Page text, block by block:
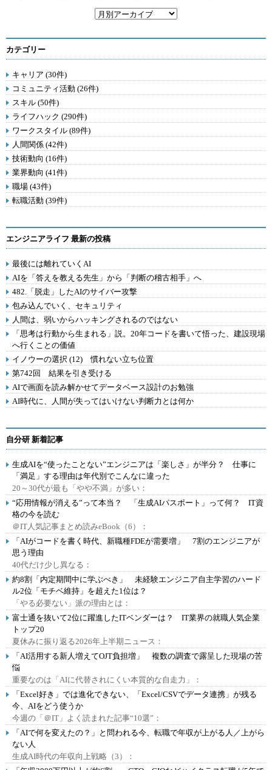
カテゴリー
キャリア (30件)
コミュニティ活動 (26件)
スキル (50件)
ライフハック (290件)
ワークスタイル (89件)
人間関係 (42件)
技術動向 (16件)
業界動向 (41件)
職場 (43件)
転職活動 (39件)
エンジニアライフ 最新の投稿
最後には離れていくAI
AIを「答えを教える先生」から「判断の稽古相手」へ
482.「脱走」したAIのサイバー攻撃
包み込んでいく、セキュリティ
人間は、弱いからハッキングされるのではない
「思考は行動から生まれる」説。20年コードを書いて悟った、建設現場
へ行くことの価値
イノウーの選択 (12) 慣れない立ち位置
第742回 結果を引き受ける
AIで画面を読み解かせてデータベース設計のお勉強
AI時代に、人間が失ってはいけない判断力とは何か
自分研 新着記事
生成AIを“使ったことない”エンジニアは「楽しさ」が半分？ 仕事に
「満足」する理由は年代別でこんなに違った
20～30代が最も「やや不満」が多い：
“応用情報が消える”って本当？ 「生成AIパスポート」って何？ IT資
格の今を読む
＠IT人気記事まとめ読みeBook（6）：
「AIがコードを書く時代、新職種FDEが需要増」 7割のエンジニアが
思う理由
40代だけ少し異なる：
約8割「内定期間中に学ぶべき」 未経験エンジニア自主学習のハード
ル2位「モチベ維持」を超えた1位は？
「やる必要ない」派の理由とは：
富士通を抜いて2位に躍進したITベンダーは？ IT業界の就職人気企業
トップ20
夏休みに振り返る2026年上半期ニュース：
「AI活用する新人増えてOJT負担増」 複数の調査で露呈した現場の苦
悩
重要なのは「AIに代替されにくい本質的な自走力」：
「Excel好き」では進化できない、「Excel/CSVでデータ連携」が残る
今、AIをどう使うか
今週の「＠IT」よく読まれた記事“10選”：
「AIで何を変えたの？」と問われる今、転職で年収が上がる人／上がら
ない人
生成AI時代の年収向上戦略（3）：